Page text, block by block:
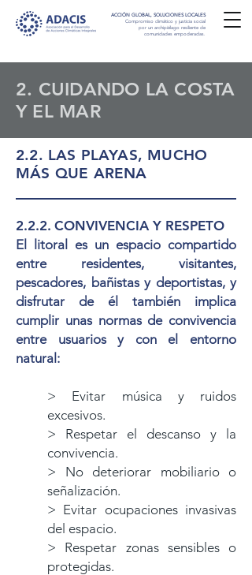
ACCIÓN GLOBAL, SOLUCIONES LOCALES
Compromiso climático y justicia social
por un archipiélago resiliente de
comunidades empoderadas.
2. CUIDANDO LA COSTA
Y EL MAR
2.2. LAS PLAYAS, MUCHO
MÁS QUE ARENA
2.2.2. CONVIVENCIA Y RESPETO
El litoral es un espacio compartido
entre residentes, visitantes,
pescadores, bañistas y deportistas, y
disfrutar de él también implica
cumplir unas normas de convivencia
entre usuarios y con el entorno
natural:
> Evitar música y ruidos
excesivos.
> Respetar el descanso y la
convivencia.
> No deteriorar mobiliario o
señalización.
> Evitar ocupaciones invasivas
del espacio.
> Respetar zonas sensibles o
protegidas.